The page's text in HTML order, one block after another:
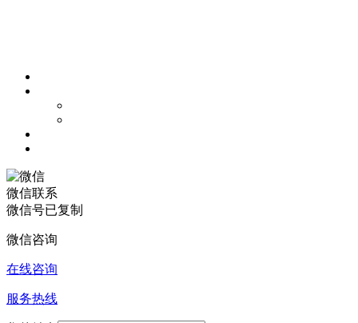
微信联系
微信号已复制
微信咨询
在线咨询
服务热线